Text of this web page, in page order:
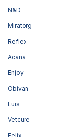
N&D
Miratorg
Reflex
Acana
Enjoy
Obivan
Luis
Vetcure
Felix